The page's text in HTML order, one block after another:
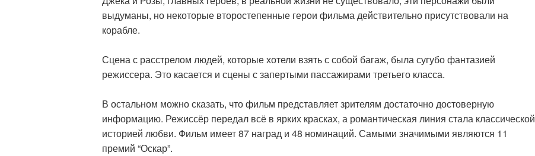
выдуманы, но некоторые второстепенные герои фильма действительно присутствовали на
корабле.
Сцена с расстрелом людей, которые хотели взять с собой багаж, была сугубо фантазией
режиссера. Это касается и сцены с запертыми пассажирами третьего класса.
В остальном можно сказать, что фильм представляет зрителям достаточно достоверную
информацию. Режиссёр передал всё в ярких красках, а романтическая линия стала классической
историей любви. Фильм имеет 87 наград и 48 номинаций. Самыми значимыми являются 11
премий “Оскар”.